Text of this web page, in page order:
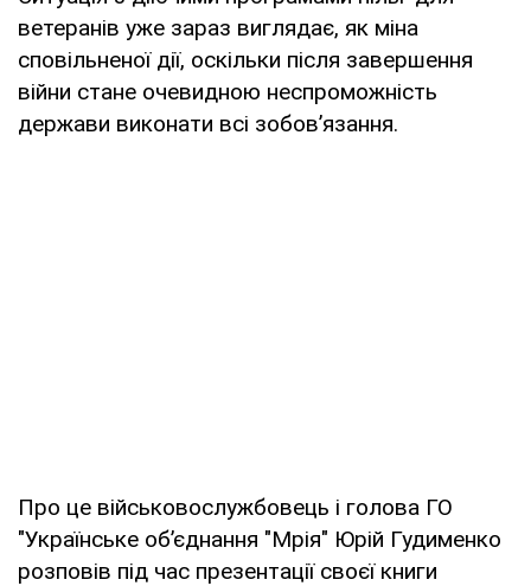
ветеранів уже зараз виглядає, як міна
сповільненої дії, оскільки після завершення
війни стане очевидною неспроможність
держави виконати всі зобов’язання.
Про це військовослужбовець і голова ГО
"Українське об’єднання "Мрія" Юрій Гудименко
розповів під час презентації своєї книги